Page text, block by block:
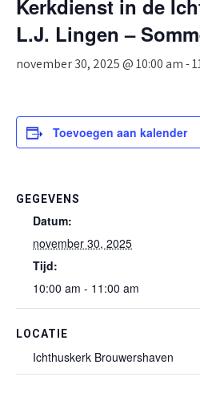
Kerkdienst in de
L.J. Lingen –
november 30, 2025 @ 10:00 am-
Toevoegen aan kalender
GEGEVENS
Datum:
november 30, 2025
Tijd:
10:00 am - 11:00 am
LOCATIE
Ichthuskerk Brouwershaven